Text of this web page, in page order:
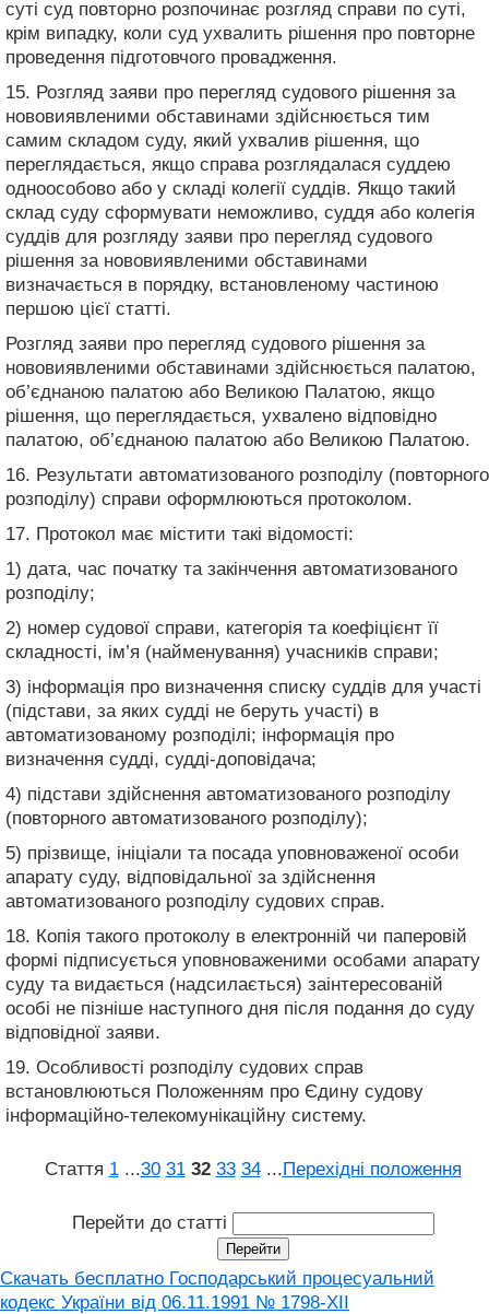
суті суд повторно розпочинає розгляд справи по суті,
крім випадку, коли суд ухвалить рішення про повторне
проведення підготовчого провадження.
15. Розгляд заяви про перегляд судового рішення за
нововиявленими обставинами здійснюється тим
самим складом суду, який ухвалив рішення, що
переглядається, якщо справа розглядалася суддею
одноособово або у складі колегії суддів. Якщо такий
склад суду сформувати неможливо, суддя або колегія
суддів для розгляду заяви про перегляд судового
рішення за нововиявленими обставинами
визначається в порядку, встановленому частиною
першою цієї статті.
Розгляд заяви про перегляд судового рішення за
нововиявленими обставинами здійснюється палатою,
об’єднаною палатою або Великою Палатою, якщо
рішення, що переглядається, ухвалено відповідно
палатою, об’єднаною палатою або Великою Палатою.
16. Результати автоматизованого розподілу (повторного
розподілу) справи оформлюються протоколом.
17. Протокол має містити такі відомості:
1) дата, час початку та закінчення автоматизованого
розподілу;
2) номер судової справи, категорія та коефіцієнт її
складності, ім’я (найменування) учасників справи;
3) інформація про визначення списку суддів для участі
(підстави, за яких судді не беруть участі) в
автоматизованому розподілі; інформація про
визначення судді, судді-доповідача;
4) підстави здійснення автоматизованого розподілу
(повторного автоматизованого розподілу);
5) прізвище, ініціали та посада уповноваженої особи
апарату суду, відповідальної за здійснення
автоматизованого розподілу судових справ.
18. Копія такого протоколу в електронній чи паперовій
формі підписується уповноваженими особами апарату
суду та видається (надсилається) заінтересованій
особі не пізніше наступного дня після подання до суду
відповідної заяви.
19. Особливості розподілу судових справ
встановлюються Положенням про Єдину судову
інформаційно-телекомунікаційну систему.
Стаття 1 ...30 31 32 33 34 ...Перехідні положення
Перейти до статті
Скачать бесплатно Господарський процесуальний
кодекс України від 06.11.1991 № 1798-XII